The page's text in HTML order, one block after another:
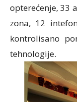
opterećenje, 33
zona, 12
kontrolisano
tehnologije.